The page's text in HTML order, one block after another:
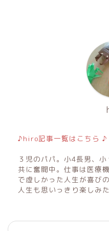
♪hiro記事一覧はこちら ♪
３児のパパ。小4長男、
共に奮闘中。仕事は医療
で虚しかった人生が喜び
人生も思いっきり楽しみた